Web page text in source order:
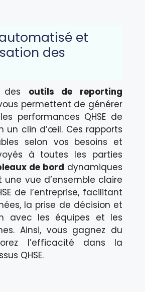
et
des
des outils de reporting
permettent de générer
performances QHSE de
un clin d’œil. Ces rapports
selon vos besoins et
à toutes les parties
de bord dynamiques
vue d’ensemble claire
de l’entreprise, facilitant
la prise de décision et
avec les équipes et les
Ainsi, vous gagnez du
l’efficacité dans la
QHSE.